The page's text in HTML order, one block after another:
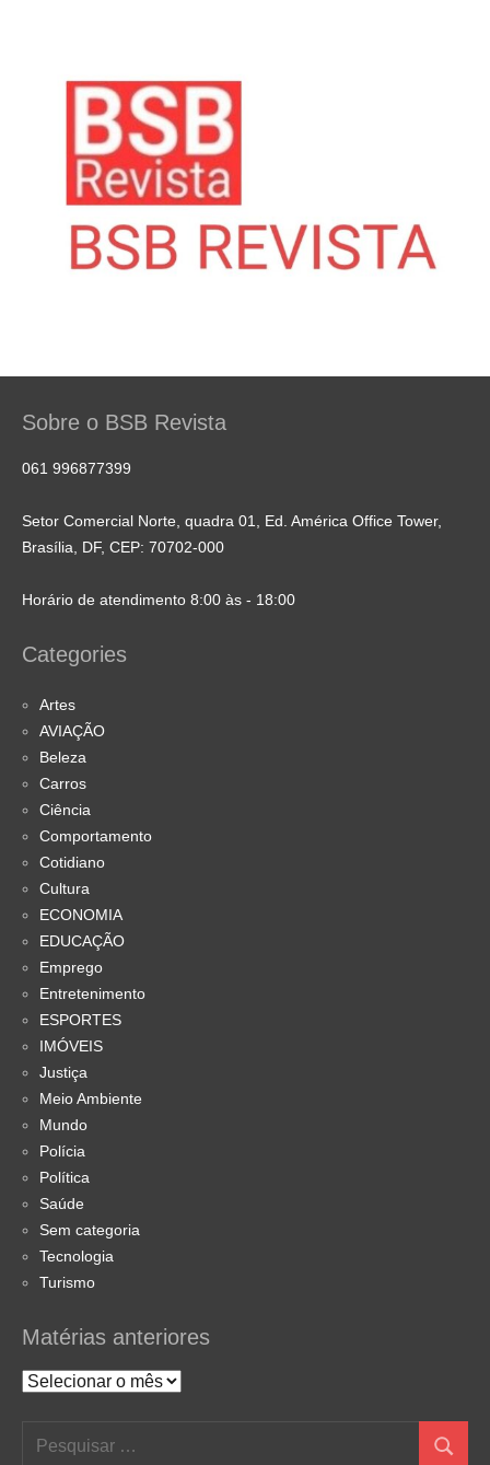
Sobre o BSB Revista
061 996877399
Setor Comercial Norte, quadra 01, Ed. América Office Tower,
Brasília, DF, CEP: 70702-000
Horário de atendimento 8:00 às - 18:00
Categories
Artes
AVIAÇÃO
Beleza
Carros
Ciência
Comportamento
Cotidiano
Cultura
ECONOMIA
EDUCAÇÃO
Emprego
Entretenimento
ESPORTES
IMÓVEIS
Justiça
Meio Ambiente
Mundo
Polícia
Política
Saúde
Sem categoria
Tecnologia
Turismo
Matérias anteriores
Matérias